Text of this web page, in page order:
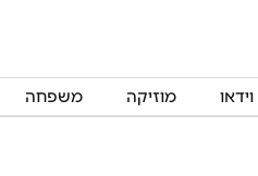
וידאו מוזיקה משפחה